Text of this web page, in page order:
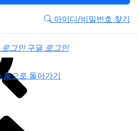
아이디/비밀번호 찾기
그인
로그인 구글 로그인
홈으로 돌아가기